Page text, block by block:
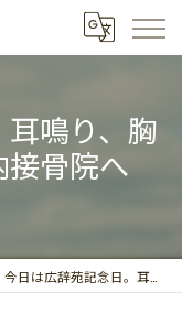
鳴り、胸
骨院へ
今日は広辞苑記念日。耳鳴り、胸郭出口症候群は庄内接骨院へ